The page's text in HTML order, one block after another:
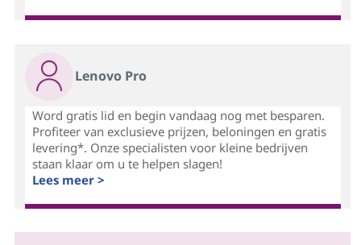
Lenovo Pro
Word gratis lid en begin vandaag nog met besparen.
Profiteer van exclusieve prijzen, beloningen en gratis
levering*. Onze specialisten voor kleine bedrijven
staan klaar om u te helpen slagen!
Lees meer >